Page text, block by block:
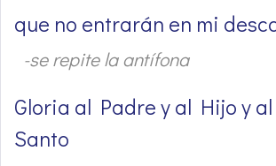
que no entrarán en mi
-se repite la antífona
Gloria al Padre y al Hijo y
Santo